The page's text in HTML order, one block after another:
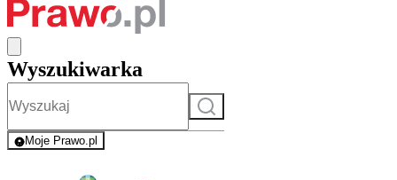
Wyszukiwarka
Szukaj
Moje Prawo.pl
- rejestracja i logowanie do serwisu